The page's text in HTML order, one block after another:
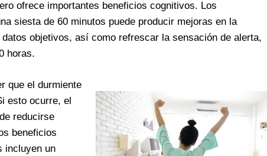
ofrece importantes beneficios cognitivos. Los
siesta de 60 minutos puede producir mejoras en la
objetivos, así como refrescar la sensación de alerta,
horas.
que el durmiente
esto ocurre, el
reducirse
beneficios
incluyen un